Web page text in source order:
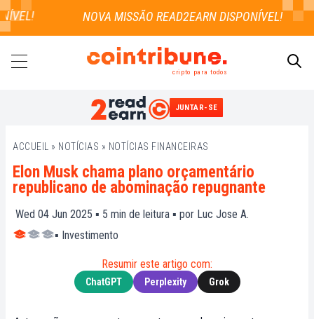
cripto para todos
JUNTAR-SE
ACCUEIL » NOTÍCIAS » NOTÍCIAS FINANCEIRAS
Elon Musk chama plano orçamentário
republicano de abominação repugnante
Wed 04 Jun 2025 ▪ 5 min de leitura ▪ por Luc Jose A.
▪ Investimento
Resumir este artigo com:
ChatGPT Perplexity Grok